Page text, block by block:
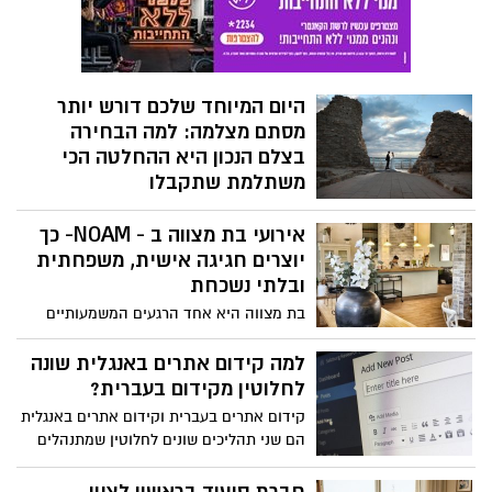
של מסמכים, הרי שכיום יותר ויותר תהליכים
מתבצעים באמצעות מערכות ממוחשבות
המאפשרות ניתוח נתונים בזמן אמת וזיהוי
היום המיוחד שלכם דורש יותר
מסתם מצלמה: למה הבחירה
בצלם הנכון היא ההחלטה הכי
משתלמת שתקבלו
ארגון חתונה הוא פרויקט לוגיסטי מורכב. בין
בחירת האולם, טעימות התפריט וסידורי
ההושבה, יש החלטה אחת שנשארת אתכם
הרבה אחרי שהאורחים האחרונים עוזבים
רק מי יצלם אתכם, אלא מי ידע להפוך רגעים
אירועי בת מצווה ב - NOAM- כך
יוצרים חגיגה אישית, משפחתית
ובלתי נשכחת
בת מצווה היא אחד הרגעים המשמעותיים
והמרגשים בחיי המשפחה. זהו אירוע שמסמל
שלב חדש בחייה של הנערה, ולכן משפחות
רבות משקיעות זמן, מחשבה ורגש בכל פרט.
רבות מחפשות דווקא אירוע אינטימי, חם
ומדויק יותר, כזה שמאפשר לכלת בת המצווה
למה קידום אתרים באנגלית שונה
לחלוטין מקידום בעברית?
קידום אתרים בעברית וקידום אתרים באנגלית
הם שני תהליכים שונים לחלוטין שמתנהלים
לפי חוקים שונים. ההבדל נוגע לאופן שבו
אנשים מחפשים מידע, לרמת התחרות, לכמות